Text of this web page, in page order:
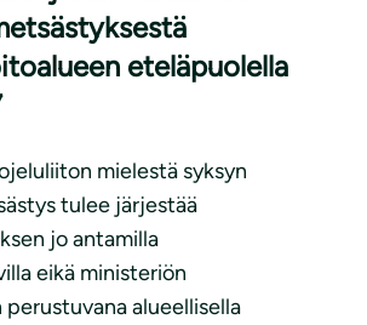
eteläpuolella
mielestä syksyn
tulee järjestää
jo antamilla
eikä ministeriön
perustuvana alueellisella